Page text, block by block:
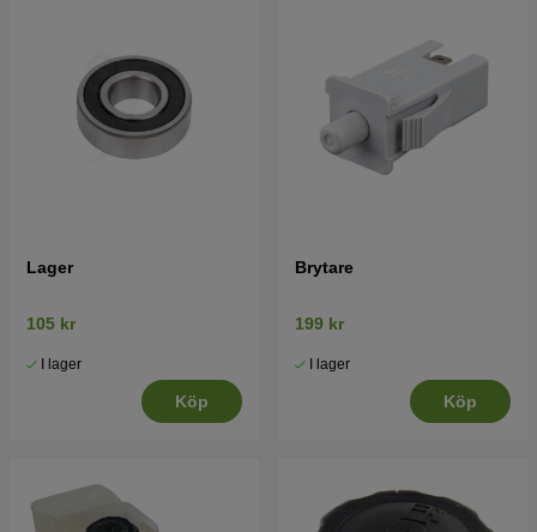
Lager
105 kr
I lager
Köp
Brytare
199 kr
I lager
Köp